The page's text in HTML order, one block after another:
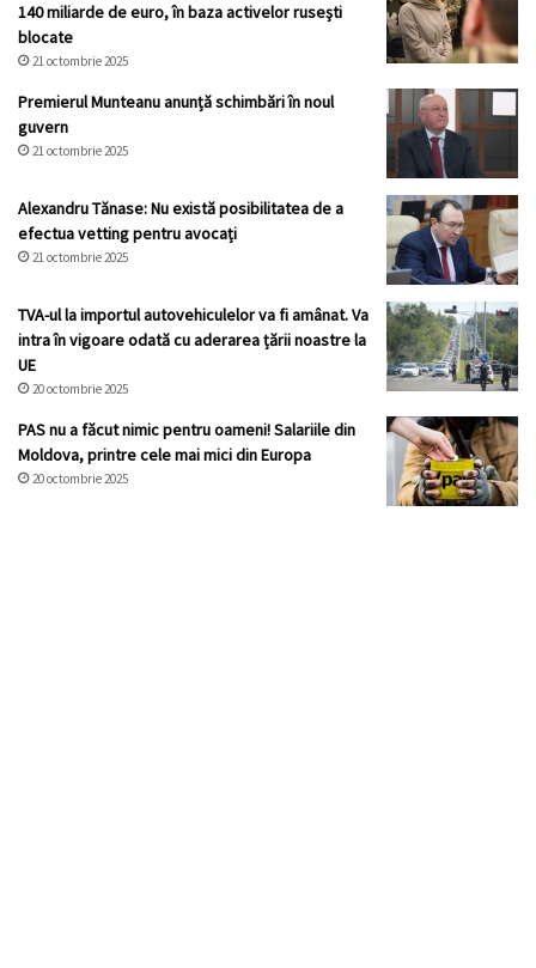
140 miliarde de euro, în baza activelor ruseşti
blocate
21 octombrie 2025
Premierul Munteanu anunță schimbări în noul
guvern
21 octombrie 2025
Alexandru Tănase: Nu există posibilitatea de a
efectua vetting pentru avocați
21 octombrie 2025
TVA-ul la importul autovehiculelor va fi amânat. Va
intra în vigoare odată cu aderarea țării noastre la
UE
20 octombrie 2025
PAS nu a făcut nimic pentru oameni! Salariile din
Moldova, printre cele mai mici din Europa
20 octombrie 2025